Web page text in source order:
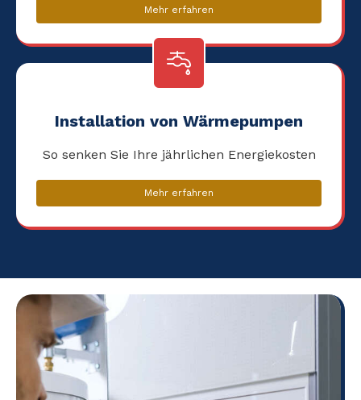
Mehr erfahren
Installation von Wärmepumpen
So senken Sie Ihre jährlichen Energiekosten
Mehr erfahren